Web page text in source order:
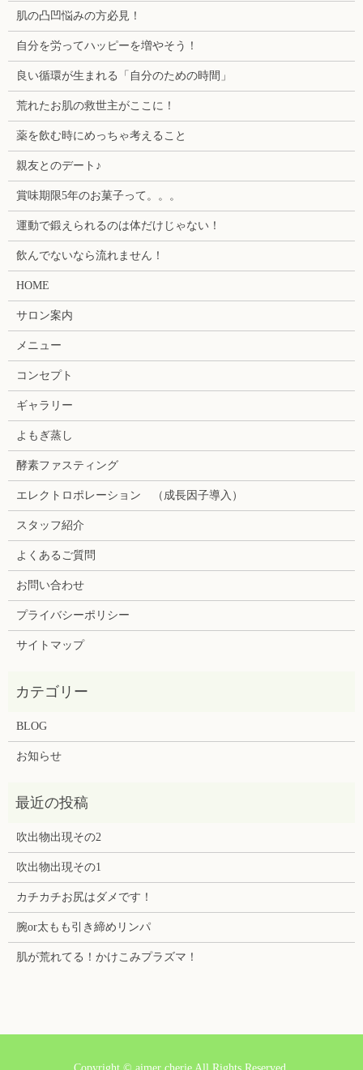
肌の凸凹悩みの方必見！
自分を労ってハッピーを増やそう！
良い循環が生まれる「自分のための時間」
荒れたお肌の救世主がここに！
薬を飲む時にめっちゃ考えること
親友とのデート♪
賞味期限5年のお菓子って。。。
運動で鍛えられるのは体だけじゃない！
飲んでないなら流れません！
HOME
サロン案内
メニュー
コンセプト
ギャラリー
よもぎ蒸し
酵素ファスティング
エレクトロポレーション （成長因子導入）
スタッフ紹介
よくあるご質問
お問い合わせ
プライバシーポリシー
サイトマップ
BLOG
お知らせ
吹出物出現その2
吹出物出現その1
カチカチお尻はダメです！
腕or太もも引き締めリンパ
肌が荒れてる！かけこみプラズマ！